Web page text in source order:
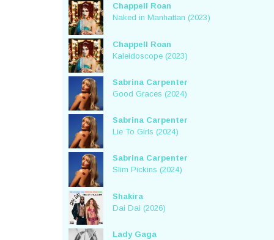
Chappell Roan
Naked in Manhattan (2023)
Chappell Roan
Kaleidoscope (2023)
Sabrina Carpenter
Good Graces (2024)
Sabrina Carpenter
Lie To Girls (2024)
Sabrina Carpenter
Slim Pickins (2024)
Shakira
Dai Dai (2026)
Lady Gaga